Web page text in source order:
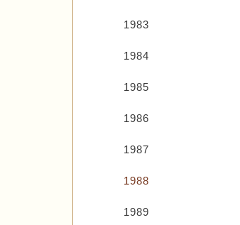
1983
1984
1985
1986
1987
1988
1989